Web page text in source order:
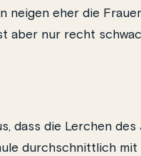
neigen eher die
aber nur recht
dass die Lerchen des
durchschnittlich mit